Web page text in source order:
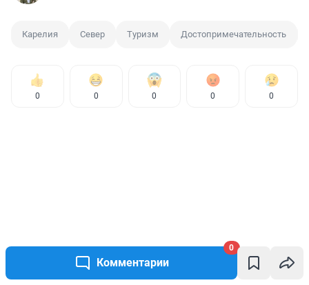
Комментарии
0
Карелия Север Туризм Достопримечательность
0 0 0 0 0